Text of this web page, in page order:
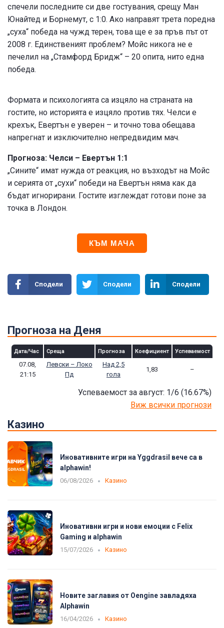
спечели последните си две гостувания, срещу Ман
Юнайтед и Борнемут, с 1:0. Ако направят трета поредна
„суха“ победа на чужд терен, това ще е за пръв път от
2008 г. Единственият проблем? Мойс никога не е
печелил на „Стамфорд Бридж“ – 20 опита, нито една
победа.
Формата и психологията са изцяло на страната на
гостите, но историята е изцяло против тях. Челси е
крехък, Евертън е уверен – и точно това обещава
напрегнат и изключително непредвидим мач.
Прогноза: Челси – Евертън 1:1
„Сините“ имат нужда от реакция, но възходът на Мойс
и серията от „сухи“ победи на Евертън няма как да
бъдат игнорирани. Гостите изглеждат готови поне за
точка в Лондон.
КЪМ МАЧА
Сподели Сподели Сподели
Прогноза на Деня
Дата/Час Среща Прогноза Коефициент Успеваемост
07.08,
21:15
Левски – Локо
Пд
Над 2,5
гола
1,83 –
Успеваемост за август: 1/6 (16.67%)
Виж всички прогнози
Казино
Иновативните игри на Yggdrasil вече са в
alphawin!
06/08/2026 Казино
Иновативни игри и нови емоции с Felix
Gaming и alphawin
15/07/2026 Казино
Новите заглавия от Oengine завладяха
Alphawin
16/04/2026 Казино